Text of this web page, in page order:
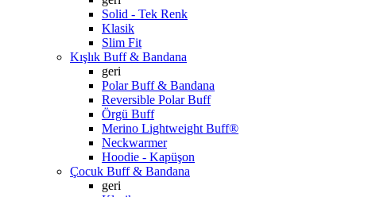
Solid - Tek Renk
Klasik
Slim Fit
Kışlık Buff & Bandana
geri
Polar Buff & Bandana
Reversible Polar Buff
Örgü Buff
Merino Lightweight Buff®
Neckwarmer
Hoodie - Kapüşon
Çocuk Buff & Bandana
geri